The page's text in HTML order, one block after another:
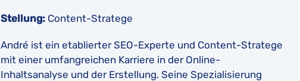
Stellung:Content-Stratege
André ist ein etablierter SEO-Experte und Content-Stratege
mit einer umfangreichen Karriere in der Online-
Inhaltsanalyse und der Erstellung. Seine Spezialisierung